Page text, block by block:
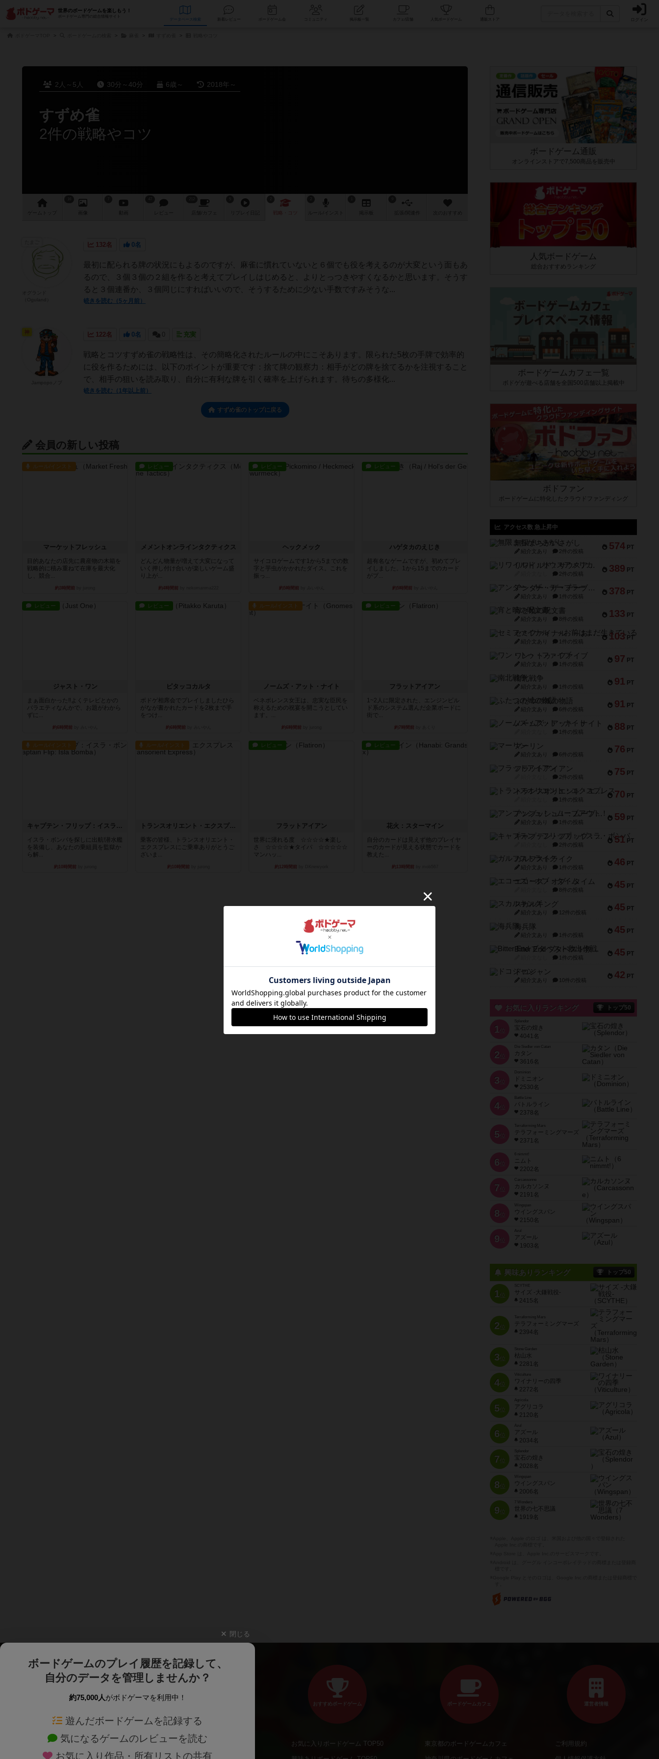
世界のボードゲームを楽しもう！
ボードゲーム専門の総合情報サイト
データベース コミュニティ 人気ボードゲーム ログイン
2人～5人 30分～40分 6歳～ 2018年～
すずめ雀
2件の戦略やコツ
ゲーム 画像 レビュー 店舗/ カフェ 戦略 ・コツ 作 次のおすすめ
132名 0名
最初に配られる牌の状況にもよるのですが、麻雀に慣れていないと６個でも役を考えるのが大変という面もあ
るので、３個３個の２組を作ると考えてプレイしはじめると、よりとっつきやすくなるかと思います。そうす
ると３個連番か、３個同じにすればいいので、そうするために少ない手数ですみそうな...
続きを読む（5ヶ月前）
122名 0名 0 充実
戦略とコツすずめ雀の戦略性は、その簡略化されたルールの中にこそあります。限られた5枚の手牌で効率的
に役を作るためには、以下のポイントが重要です：捨て牌の観察力：相手がどの牌を捨てるかを注視すること
で、相手の狙いを読み取り、自分に有利な牌を引く確率を上げられます。待ちの多様化...
続きを読む（1年以上前）
すずめ雀のトップに戻る
会員の新しい投稿
ルール/インスト
マーケットフレッシュ
目的あなたの店先に農産物の木箱を
戦略的に積み重ねて在庫を最大化
し、競合...
約3時間前
レビュー
メメントオンラインタクティクス
どんどん物量が増えて大変になって
いく押し付け合いが楽しいゲーム盛
り上が...
約4時間前
レビュー
ヘックメック
サイコロゲームです1から5までの数
字と芋虫がかかれたダイス。これを
振っ...
約5時間前
レビュー
ハゲタカのえじき
超有名なゲームですが、初めてプレ
イしました。1から15までのカード
がプ...
約5時間前
レビュー
ジャスト・ワン
まぁ面白かった‼️よくテレビとかの
バラエティなんかで、お題がわから
ずに...
約6時間前
レビュー
ピタッコカルタ
ボドゲ相席会でプレイしましたひら
がなが書かれたカードを2枚まで手
をつけ...
約6時間前
ルール/インスト
ノームズ・アット・ナイト
ベネボレンス女王は、忠実な臣民を
称えるための祝宴を開こうとしてい
ます。...
約6時間前
レビュー
フラットアイアン
1~2人に限定された、エンジンビル
ド系のシステム選んだ企業ボードに
街で...
約7時間前
ルール/インスト
キャプテン・フリップ：イスラ・ボンバ
イスラ・ボンバを探しに出航!潜水艦
を装備し、あなたの乗組員を監獄か
ら解...
約10時間前
ルール/インスト
トランスオリエント・エクスプレス
乗客の皆様、トランスオリエント・
エクスプレスにご乗車ありがとうご
ざいま...
約10時間前
レビュー
フラットアイアン
世界に浸れる度 ☆☆☆☆★楽し
さ ☆☆☆☆★タイパ ☆☆☆☆☆
マンハッ...
約12時間前
レビュー
花火：スターマイン
自分のカードは見えず他のプレイヤ
ーのカードが見える状態でカードを
教えた...
約13時間前
ボードゲーム通販
オンラインストアで7,500商品を販売中
人気ボードゲーム
総合おすすめランキング
ボードゲームカフェ一覧
ボドゲが遊べる店舗を全国500店舗以上掲載中
ボドファン
ボードゲームに特化したクラウドファンディング
アクセス数 急上昇中
574 PT
無限まちがいさがし
紹介文あり 2件の投稿
389 PT
リワイルド：サウスアメリカ
2件の投稿
378 PT
アンダー・ザ・テーブラー
紹介文あり 1件の投稿
133 PT
宵と暁の呪文書
紹介文あり 8件の投稿
103 PT
セミファイナル ～お前はまだ生きている～
紹介文あり 1件の投稿
97 PT
ワン・トゥ・ファイブ
紹介文あり 1件の投稿
91 PT
南北戦争
紹介文あり 1件の投稿
91 PT
ふたつの城の物語
紹介文あり 6件の投稿
88 PT
ノームズ・アット・ナイト
1件の投稿
76 PT
マーリン
紹介文あり 6件の投稿
75 PT
フラットアイアン
2件の投稿
70 PT
トランスオリエント・エクスプレス
1件の投稿
59 PT
アンブッシュ！：ムーブアウト！
紹介文あり 1件の投稿
51 PT
キャプテン・フリップ：イスラ・ボンバ
2件の投稿
46 PT
ガルフストライク
紹介文あり 1件の投稿
45 PT
エコーズ・オブ・タイム
8件の投稿
45 PT
スカルキング
紹介文あり 12件の投稿
45 PT
海兵隊
紹介文あり 1件の投稿
45 PT
Bitter End ブタペスト救出作戦
1件の投稿
42 PT
ドコジャン
紹介文あり 10件の投稿
お気に入りランキング トップ50
1 位
宝石の煌き
4041名
2 位
Die Siedler von Catan
カタン
3616名
3 位
ドミニオン
2530名
4位
Battle Line
バトルライン
2378名
5 位
Terraforming Mars
テラフォーミングマーズ
2371名
6 位
ニムト
2202名
7 位
Carcassonne
カルカソンヌ
2191名
8 位
Wingspan
ウイングスパン
2150名
9 位
Azul
アズール
1903名
興味ありランキング トップ50
1位
SCYTHE
サイズ -大鎌戦役-
2415名
2位
Terraforming Mars
テラフォーミングマーズ
2394名
3位
Stone Garden
枯山水
2281名
4位
Viticulture
ワイナリーの四季
2272名
5位
Agricola
アグリコラ
2120名
6位
Azul
アズール
2034名
7位
宝石の煌き
2028名
8位
Wingspan
ウイングスパン
2006名
9位
7 Wonders
世界の七不思議
1919名
閉じる
ボードゲームのプレイ履歴を記録して、
自分のデータを管理しませんか？
約75,000人がボドゲーマを利用中！
遊んだボードゲームを記録する
気になるゲームのレビューを読む
お気に入り作品・所有リストの共有
ボードゲームを検索する 新作・再入荷情報
おすすめボードゲーム
お気に入りボードゲーム TOP50
ボードゲームカフェ
東京都のボードゲームカフェ
運営者情報
ご利用規約